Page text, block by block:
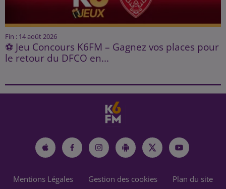
Fin : 14 août 2026
⚽ Jeu Concours K6FM – Gagnez vos places pour
le retour du DFCO en...
Mentions Légales Gestion des cookies Plan du site